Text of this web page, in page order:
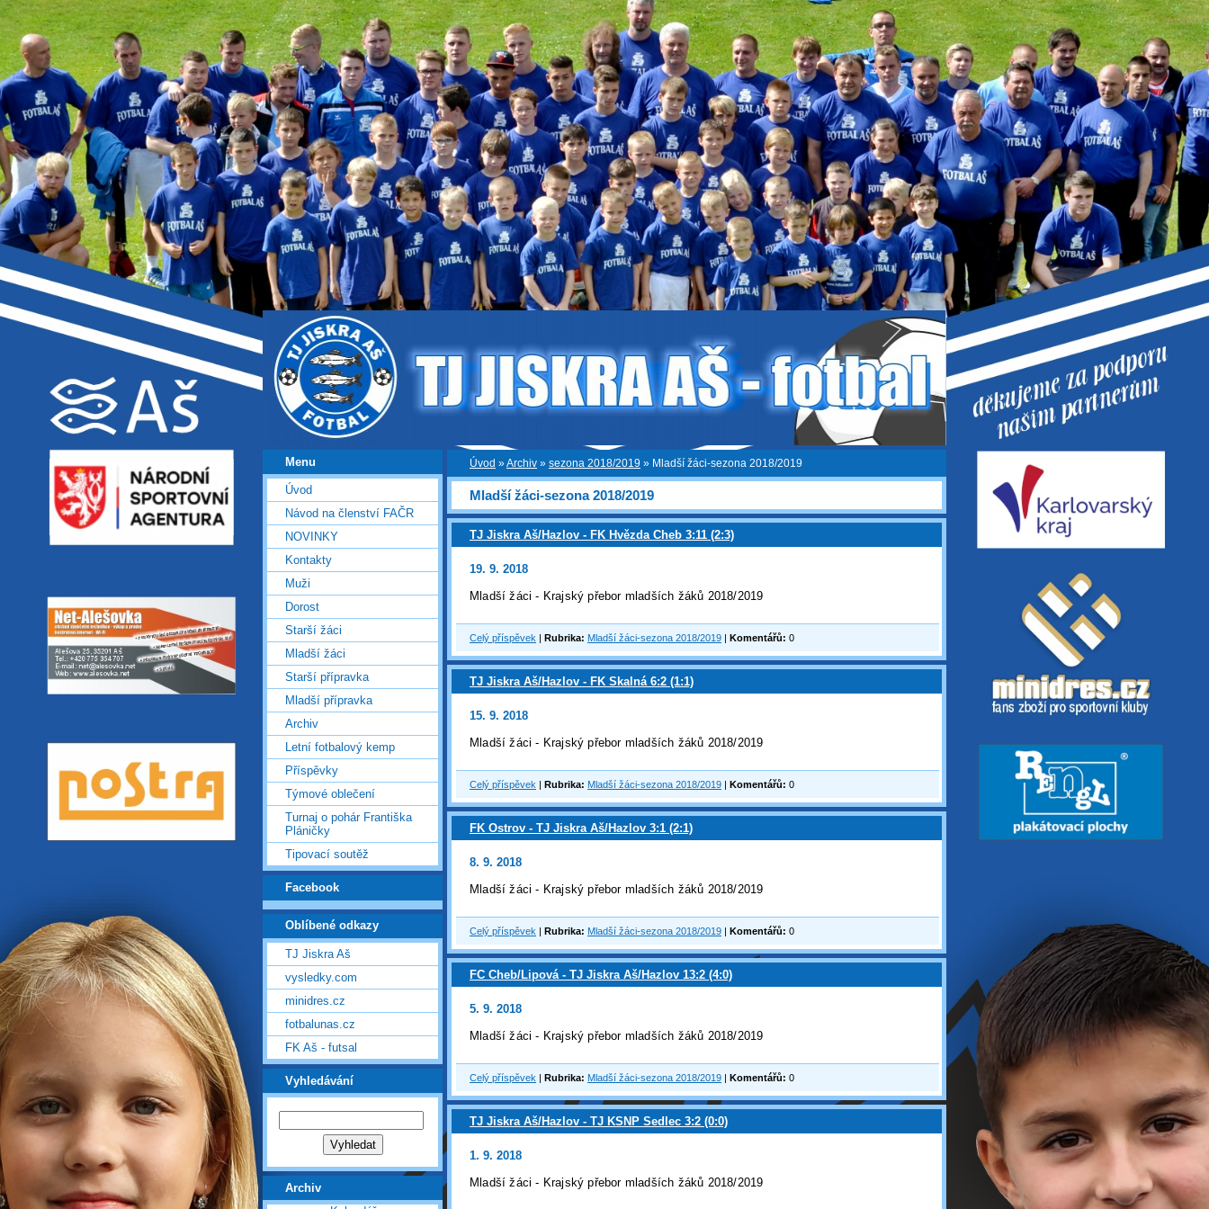
Úvod »Archiv » sezona 2018/2019 » Mladší žáci-sezona 2018/2019
Mladší žáci-sezona 2018/2019
TJ Jiskra Aš/Hazlov - FK Hvězda Cheb 3:11 (2:3)
19. 9. 2018
Mladší žáci - Krajský přebor mladších žáků 2018/2019
Celý příspěvek | Rubrika: Mladší žáci-sezona 2018/2019 | Komentářů: 0
TJ Jiskra Aš/Hazlov - FK Skalná 6:2 (1:1)
15. 9. 2018
Mladší žáci - Krajský přebor mladších žáků 2018/2019
Celý příspěvek | Rubrika: Mladší žáci-sezona 2018/2019 | Komentářů: 0
FK Ostrov - TJ Jiskra Aš/Hazlov 3:1 (2:1)
8. 9. 2018
Mladší žáci - Krajský přebor mladších žáků 2018/2019
Celý příspěvek | Rubrika: Mladší žáci-sezona 2018/2019 | Komentářů: 0
FC Cheb/Lipová - TJ Jiskra Aš/Hazlov 13:2 (4:0)
5. 9. 2018
Mladší žáci - Krajský přebor mladších žáků 2018/2019
Celý příspěvek | Rubrika: Mladší žáci-sezona 2018/2019 | Komentářů: 0
TJ Jiskra Aš/Hazlov - TJ KSNP Sedlec 3:2 (0:0)
1. 9. 2018
Mladší žáci - Krajský přebor mladších žáků 2018/2019
Menu
Úvod
Návod na členství FAČR
NOVINKY
Kontakty
Muži
Dorost
Starší žáci
Mladší žáci
Starší přípravka
Mladší přípravka
Archiv
Letní fotbalový kemp
Příspěvky
Týmové oblečení
Turnaj o pohár Františka
Pláničky
Tipovací soutěž
Facebook
Oblíbené odkazy
TJ Jiskra Aš
vysledky.com
minidres.cz
fotbalunas.cz
FK Aš - futsal
Vyhledávání
Archiv